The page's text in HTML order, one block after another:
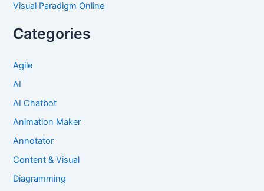
Visual Paradigm Online
Categories
Agile
AI
AI Chatbot
Animation Maker
Annotator
Content & Visual
Diagramming